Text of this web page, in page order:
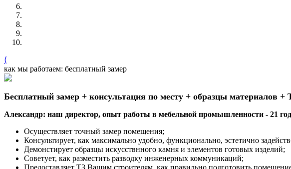
⟨
как мы работаем: бесплатный замер
Бесплатный замер + консультация по месту + образцы материалов
Александр: наш директор, опыт работы в мебельной промышленности - 21
Осуществляет точный замер помещения;
Консультирует, как максимально удобно, функционально, эстетично
Демонстирует образцы искусствнного камня и элементов готовых изделий;
Советует, как разместить разводку инженерных коммуникаций;
Предоставляет ТЗ Вашим строителям, как правильно подготовить